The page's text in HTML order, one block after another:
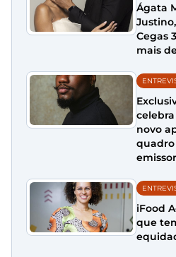
Ágata
Cegas
mais
novo
quadro
iFood
que